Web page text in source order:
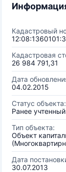
Кадастровый
Кадастровая
26 984 791,31
Дата
04.02.2015
Статус объекта:
Ранее учтенный
Тип объекта:
Объект
Дата
30.07.2013